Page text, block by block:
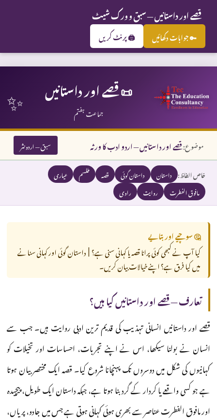
قصے اور داستانیں — سبق و ورک شیٹ
🔑 جوابات دکھائیں 🖨️ پرنٹ کریں
📜 قصے اور داستانیں
جماعت ہفتم ✨
موضوع:قصے اور داستانیں — اردو ادب کا ورثہ سبق — اردو نثر
خاص الفاظ: داستان داستان گوئی قصہ طلسم
عیاری
مافوق الفطرت
روایت راوی
🤔 سوچیے اور بتایے
کیا آپ نے کبھی کوئی پرانا قصہ یا کہانی سنی ہے؟ | داستان گوئی اور کہانی سنانے
میں کیا فرق ہے؟ اپنے خیالات بیان کریں۔
تعارف — قصے اور داستانیں کیا ہیں؟
قصے اور داستانیں انسانی تہذیب کی قدیم ترین ادبی روایت ہیں۔ جب سے
انسان نے بولنا سیکھا، اس نے اپنے تجربات، احساسات اور تخیلات کو
کہانیوں کی شکل میں دوسروں تک پہنچانا شروع کیا۔ قصہ ایک مختصر بیان ہوتا
ہے جو کسی واقعے یا کردار کے گرد بنا ہوتا ہے، جبکہ داستان ایک طویل، پیچیدہ
اور مافوق الفطرت عناصر سے بھری ہوئی کہانی ہوتی ہے جس میں جادو، پریاں،